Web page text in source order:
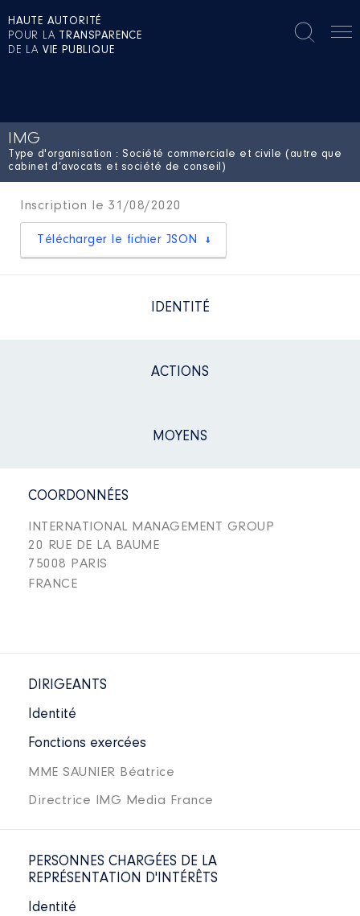
HAUTE AUTORITÉ
POUR LA TRANSPARENCE
DE LA VIE PUBLIQUE
IMG
Type d'organisation : Société commerciale et civile (autre que
cabinet d’avocats et société de conseil)
Inscription le 31/08/2020
Télécharger le fichier JSON
IDENTITÉ
ACTIONS
MOYENS
COORDONNÉES
INTERNATIONAL MANAGEMENT GROUP
20 RUE DE LA BAUME
75008 PARIS
FRANCE
DIRIGEANTS
Identité
Fonctions exercées
MME SAUNIER Béatrice
Directrice IMG Media France
PERSONNES CHARGÉES DE LA
REPRÉSENTATION D'INTÉRÊTS
Identité